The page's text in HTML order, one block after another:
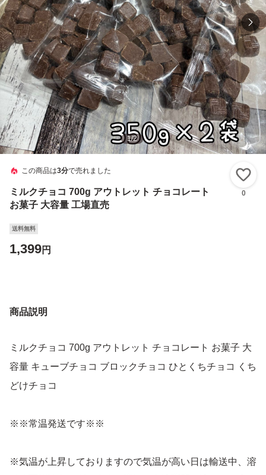
1/2
この商品は3分で売れました
ミルクチョコ 700g アウトレット チョコレート
お菓子 大容量 工場直売
0
送料無料
1,399円
商品説明
ミルクチョコ 700g アウトレット チョコレート お菓子 大
容量 キューブチョコ ブロックチョコ ひとくちチョコ くち
どけチョコ
※※常温発送です※※
※気温が上昇しておりますので気温が高い日は輸送中、溶